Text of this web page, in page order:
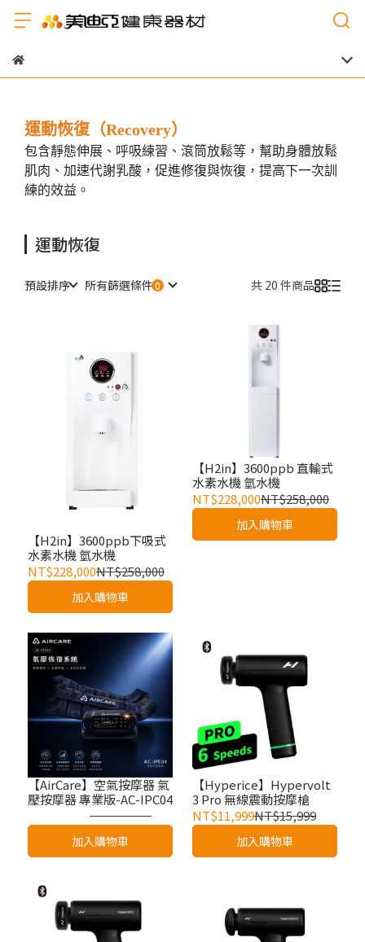
運動恢復（Recovery）
包含靜態伸展、呼吸練習、滾筒放鬆等，幫助身體放鬆
肌肉、加速代謝乳酸，促進修復與恢復，提高下一次訓
練的效益。
運動恢復
預設排序 所有篩選條件 共 20 件商品
【H2in】3600ppb下吸式
水素水機 氫水機
NT$228,000NT$258,000
加入購物車
【H2in】3600ppb 直輸式
水素水機 氫水機
NT$228,000NT$258,000
加入購物車
【AirCare】空氣按摩器 氣
壓按摩器 專業版-AC-IPC04
NT$28,500
加入購物車
【Hyperice】Hypervolt
3 Pro 無線震動按摩槍
NT$11,999NT$15,999
加入購物車